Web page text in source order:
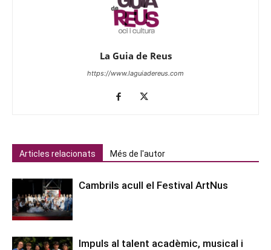
La Guia de Reus
https://www.laguiadereus.com
Articles relacionats Més de l'autor
Cambrils acull el Festival ArtNus
Impuls al talent acadèmic, musical i